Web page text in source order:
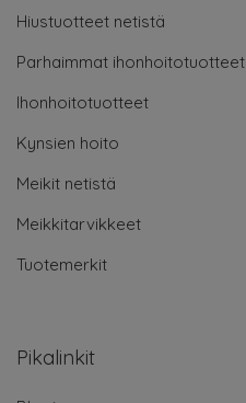
Hiustuotteet netistä
Parhaimmat ihonhoitotuotteet
Ihonhoitotuotteet
Kynsien hoito
Meikit netistä
Meikkitarvikkeet
Tuotemerkit
Pikalinkit